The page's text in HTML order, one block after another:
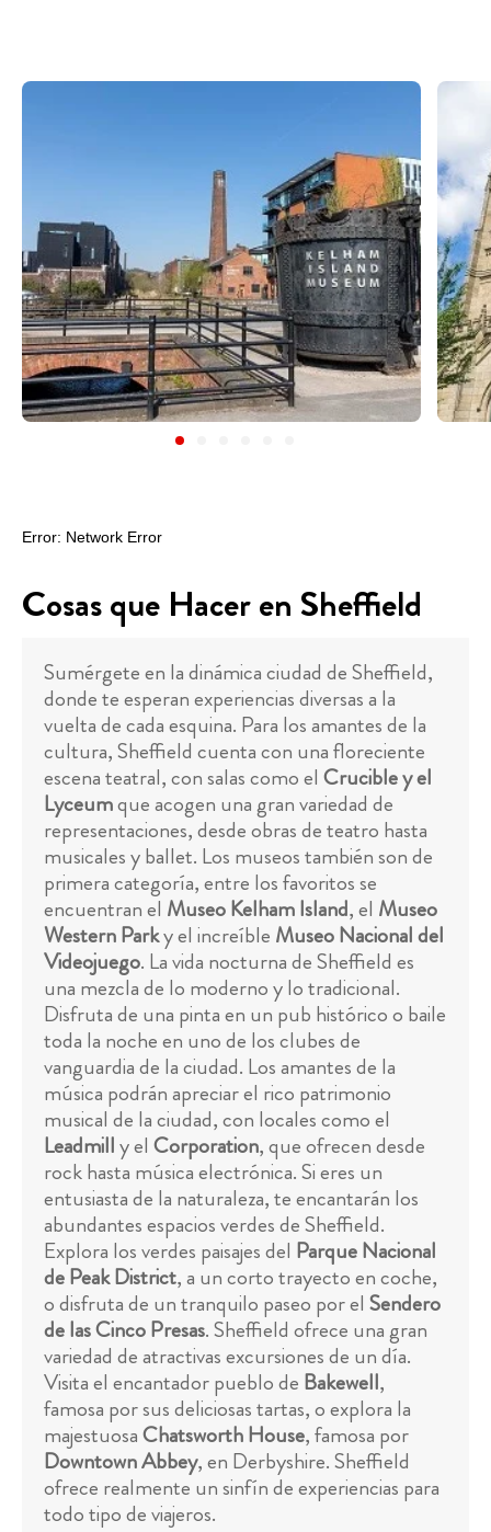
Cosas que Hacer en Sheffield
Sumérgete en la dinámica ciudad de Sheffield,
donde te esperan experiencias diversas a la
vuelta de cada esquina. Para los amantes de la
cultura, Sheffield cuenta con una floreciente
escena teatral, con salas como el Crucible y el
Lyceumque acogen una gran variedad de
representaciones, desde obras de teatro hasta
musicales y ballet. Los museos también son de
primera categoría, entre los favoritos se
encuentran el Museo Kelham Island, el Museo
Western Parky el increíble Museo Nacional del
Videojuego. La vida nocturna de Sheffield es
una mezcla de lo moderno y lo tradicional.
Disfruta de una pinta en un pub histórico o baile
toda la noche en uno de los clubes de
vanguardia de la ciudad. Los amantes de la
música podrán apreciar el rico patrimonio
musical de la ciudad, con locales como el
Leadmilly el Corporation, que ofrecen desde
rock hasta música electrónica. Si eres un
entusiasta de la naturaleza, te encantarán los
abundantes espacios verdes de Sheffield.
Explora los verdes paisajes del Parque Nacional
de Peak District, a un corto trayecto en coche,
o disfruta de un tranquilo paseo por el Sendero
de las Cinco Presas. Sheffield ofrece una gran
variedad de atractivas excursiones de un día.
Visita el encantador pueblo de Bakewell,
famosa por sus deliciosas tartas, o explora la
majestuosaChatsworth House, famosa por
Downtown Abbey, en Derbyshire. Sheffield
ofrece realmente un sinfín de experiencias para
todo tipo de viajeros.